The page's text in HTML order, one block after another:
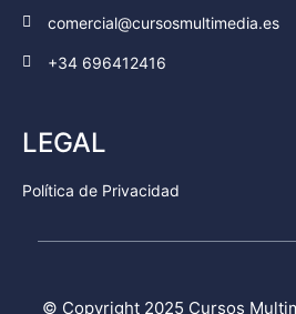
comercial@cursosmultimedia.es
+34 696412416
LEGAL
Política de Privacidad
© Copyright 2025 Cursos